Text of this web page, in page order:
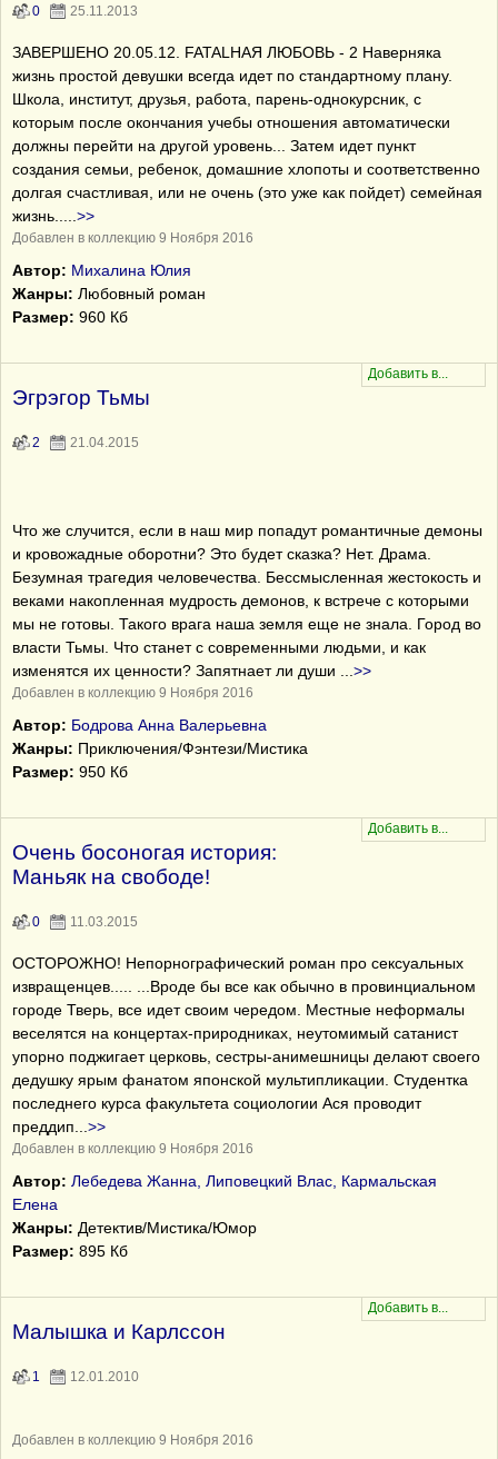
0 25.11.2013
ЗАВЕРШЕНО 20.05.12. FATALНАЯ ЛЮБОВЬ - 2 Наверняка
жизнь простой девушки всегда идет по стандартному плану.
Школа, институт, друзья, работа, парень-однокурсник, с
которым после окончания учебы отношения автоматически
должны перейти на другой уровень... Затем идет пункт
создания семьи, ребенок, домашние хлопоты и соответственно
долгая счастливая, или не очень (это уже как пойдет) семейная
жизнь..
>>
Добавлен в коллекцию 9 Ноября 2016
Автор: Михалина Юлия
Жанры: Любовный роман
Размер: 960 Кб
Эгрэгор Тьмы
2 21.04.2015
Что же случится, если в наш мир попадут романтичные демоны
и кровожадные оборотни? Это будет сказка? Нет. Драма.
Безумная трагедия человечества. Бессмысленная жестокость и
веками накопленная мудрость демонов, к встрече с которыми
мы не готовы. Такого врага наша земля еще не знала. Город во
власти Тьмы. Что станет с современными людьми, и как
изменятся их ценности? Запятнает ли души
>>
Добавлен в коллекцию 9 Ноября 2016
Автор: Бодрова Анна Валерьевна
Жанры: Приключения/Фэнтези/Мистика
Размер: 950 Кб
Очень босоногая история:
Маньяк на свободе!
0 11.03.2015
ОСТОРОЖНО! Непорнографический роман про сексуальных
извращенцев..... ...Вроде бы все как обычно в провинциальном
городе Тверь, все идет своим чередом. Местные неформалы
веселятся на концертах-природниках, неутомимый сатанист
упорно поджигает церковь, сестры-анимешницы делают своего
дедушку ярым фанатом японской мультипликации. Студентка
последнего курса факультета социологии Ася проводит
преддип
>>
Добавлен в коллекцию 9 Ноября 2016
Автор: Лебедева Жанна, Липовецкий Влас, Кармальская
Елена
Жанры: Детектив/Мистика/Юмор
Размер: 895 Кб
Малышка и Карлссон
1 12.01.2010
Добавлен в коллекцию 9 Ноября 2016